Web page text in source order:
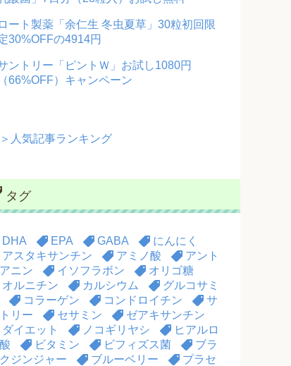
ロート製薬「余仁生 冬虫夏草」30粒初回限
30%OFFの4914円
ントリー「ピントＷ」お試し1080円
（66%OFF）キャンペーン
人気記事ランキング
タグ
DHA EPA GABA
にんにく
アスタキサンチン
アミノ酸
アント
ニン
イソフラボン
オリゴ糖
オルニチン
カルシウム
グルコサミ
コラーゲン コンドロイチン
サ
リー
セサミン
ゼアキサンチン
ダイエット
ノコギリヤシ
ヒアルロ
ビタミン ビフィズス菌
ブラ
ジンジャー
ブルーベリー
プラセ